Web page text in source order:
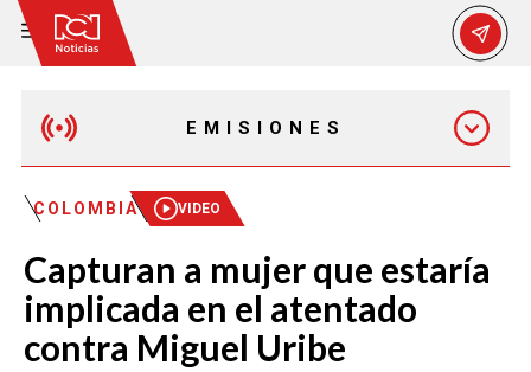
EMISIONES
MAÑANA EXPRESS
EMISIÓN 12:30 PM
EMISIÓN 7:00 PM
COLOMBIA VIDEO
Capturan a mujer que estaría
implicada en el atentado
contra Miguel Uribe